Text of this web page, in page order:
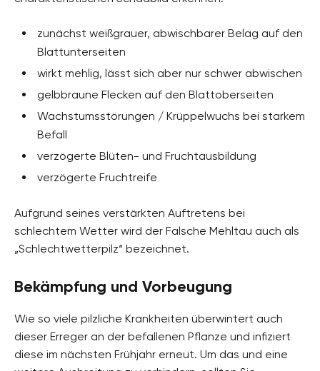
zunächst weißgrauer, abwischbarer Belag auf den
Blattunterseiten
wirkt mehlig, lässt sich aber nur schwer abwischen
gelbbraune Flecken auf den Blattoberseiten
Wachstumsstörungen / Krüppelwuchs bei starkem
Befall
verzögerte Blüten- und Fruchtausbildung
verzögerte Fruchtreife
Aufgrund seines verstärkten Auftretens bei
schlechtem Wetter wird der Falsche Mehltau auch als
„Schlechtwetterpilz“ bezeichnet.
Bekämpfung und Vorbeugung
Wie so viele pilzliche Krankheiten überwintert auch
dieser Erreger an der befallenen Pflanze und infiziert
diese im nächsten Frühjahr erneut. Um das und eine